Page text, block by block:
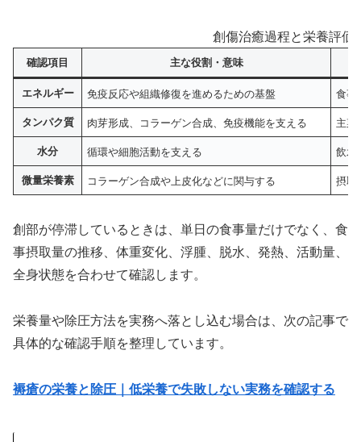
創傷治癒過程と栄養評価
確認項目 主な役割・意味
エネルギー 免疫反応や組織修復を進めるための基盤 食事
タンパク質 肉芽形成、コラーゲン合成、免疫機能を支える 主菜
水分 循環や細胞活動を支える 飲水
微量栄養素 コラーゲン合成や上皮化などに関与する 摂取
創部が停滞しているときは、単日の食事量だけでなく、食
事摂取量の推移、体重変化、浮腫、脱水、発熱、活動量、
全身状態を合わせて確認します。
栄養量や除圧方法を実務へ落とし込む場合は、次の記事で
具体的な確認手順を整理しています。
褥瘡の栄養と除圧｜低栄養で失敗しない実務を確認する